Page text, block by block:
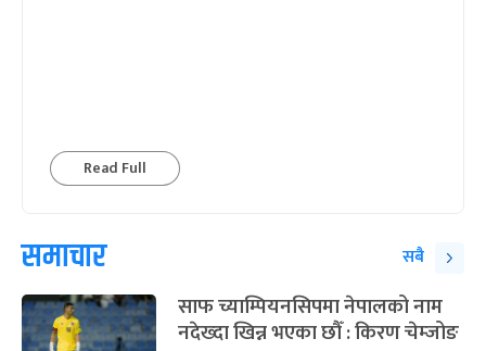
Read Full
समाचार सबै
साफ च्याम्पियनसिपमा नेपालको नाम
नदेख्दा खिन्न भएका छौँ : किरण चेम्जोङ